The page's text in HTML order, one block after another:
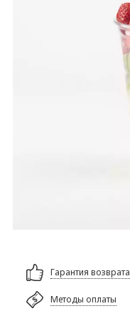
Гарантия возврата
Методы оплаты